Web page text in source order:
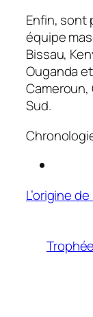
Enfin, sont
équipe
Bissau,
Ouganda
Cameroun,
Sud.
L’origine